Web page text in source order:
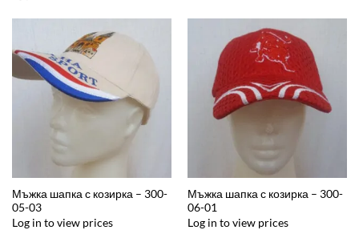
Мъжка шапка с козирка – 300-
05-03
Log in to view prices
Мъжка шапка с козирка – 300-
06-01
Log in to view prices